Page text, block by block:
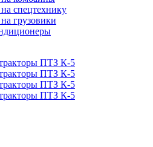
спецтехнику
грузовики